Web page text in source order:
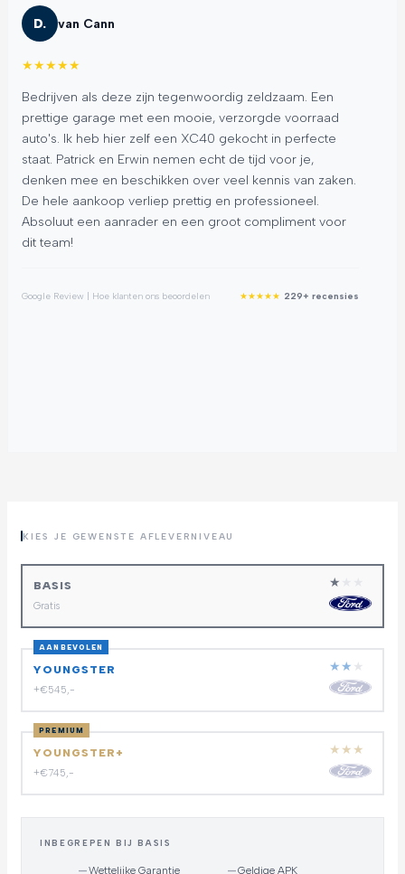
D. van Cann
★★★★★
Bedrijven als deze zijn tegenwoordig zeldzaam. Een
prettige garage met een mooie, verzorgde voorraad
auto's. Ik heb hier zelf een XC40 gekocht in perfecte
staat. Patrick en Erwin nemen echt de tijd voor je,
denken mee en beschikken over veel kennis van zaken.
De hele aankoop verliep prettig en professioneel.
Absoluut een aanrader en een groot compliment voor
dit team!
Google Review | Hoe klanten ons beoordelen ★★★★★ 229+ recensies
KIES JE GEWENSTE AFLEVERNIVEAU
BASIS
Gratis
★
AANBEVOLEN
YOUNGSTER
+€545,-
★★ ★
PREMIUM
YOUNGSTER+
+€745,-
★ ★ ★
INBEGREPEN BIJ BASIS
—Wettelijke Garantie —Geldige APK